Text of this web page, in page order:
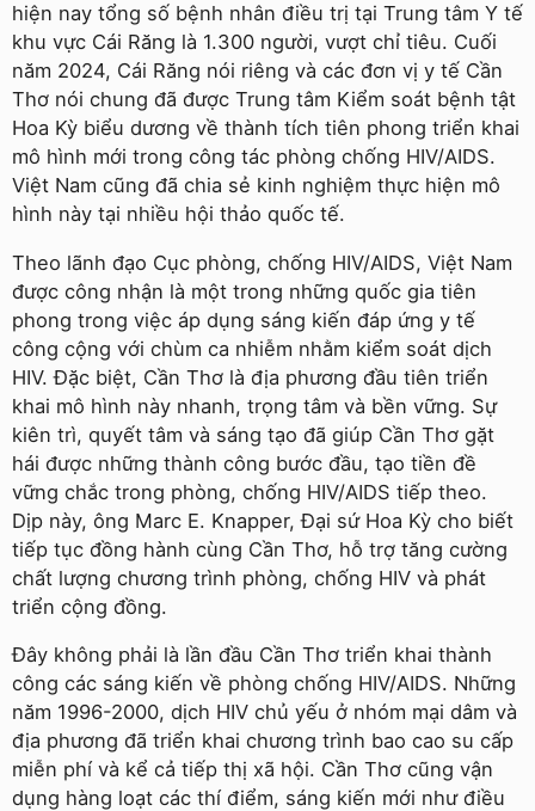
hiện nay tổng số bệnh nhân điều trị tại Trung tâm Y tế
khu vực Cái Răng là 1.300 người, vượt chỉ tiêu. Cuối
năm 2024, Cái Răng nói riêng và các đơn vị y tế Cần
Thơ nói chung đã được Trung tâm Kiểm soát bệnh tật
Hoa Kỳ biểu dương về thành tích tiên phong triển khai
mô hình mới trong công tác phòng chống HIV/AIDS.
Việt Nam cũng đã chia sẻ kinh nghiệm thực hiện mô
hình này tại nhiều hội thảo quốc tế.
Theo lãnh đạo Cục phòng, chống HIV/AIDS, Việt Nam
được công nhận là một trong những quốc gia tiên
phong trong việc áp dụng sáng kiến đáp ứng y tế
công cộng với chùm ca nhiễm nhằm kiểm soát dịch
HIV. Đặc biệt, Cần Thơ là địa phương đầu tiên triển
khai mô hình này nhanh, trọng tâm và bền vững. Sự
kiên trì, quyết tâm và sáng tạo đã giúp Cần Thơ gặt
hái được những thành công bước đầu, tạo tiền đề
vững chắc trong phòng, chống HIV/AIDS tiếp theo.
Dịp này, ông Marc E. Knapper, Đại sứ Hoa Kỳ cho biết
tiếp tục đồng hành cùng Cần Thơ, hỗ trợ tăng cường
chất lượng chương trình phòng, chống HIV và phát
triển cộng đồng.
Đây không phải là lần đầu Cần Thơ triển khai thành
công các sáng kiến về phòng chống HIV/AIDS. Những
năm 1996-2000, dịch HIV chủ yếu ở nhóm mại dâm và
địa phương đã triển khai chương trình bao cao su cấp
miễn phí và kể cả tiếp thị xã hội. Cần Thơ cũng vận
dụng hàng loạt các thí điểm, sáng kiến mới như điều